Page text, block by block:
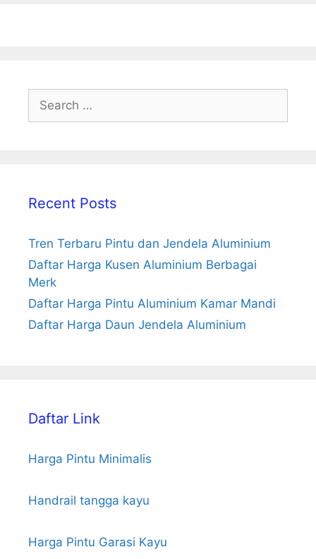
Search
for:
Recent Posts
Tren Terbaru Pintu dan Jendela Aluminium
Daftar Harga Kusen Aluminium Berbagai
Merk
Daftar Harga Pintu Aluminium Kamar Mandi
Daftar Harga Daun Jendela Aluminium
Daftar Link
Harga Pintu Minimalis
Handrail tangga kayu
Harga Pintu Garasi Kayu